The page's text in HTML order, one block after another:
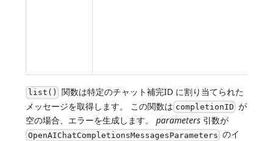
list() 関数は特定のチャット補完ID に割り当てられた
メッセージを取得します。 この関数は completionID が
空の場合、エラーを生成します。parameters 引数が
OpenAIChatCompletionsMessagesParameters のイ